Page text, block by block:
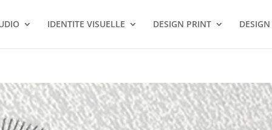
IDENTITE VISUELLE DESIGN PRINT